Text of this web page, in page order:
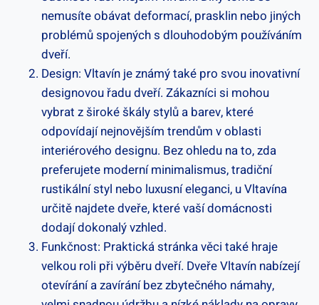
nemusíte obávat deformací, prasklin nebo jiných
problémů spojených s dlouhodobým používáním
dveří.
Design: Vltavín je známý také pro svou inovativní
designovou řadu dveří. Zákazníci si mohou
vybrat z široké škály stylů a barev, které
odpovídají nejnovějším trendům v oblasti
interiérového designu. Bez ohledu na to, zda
preferujete moderní minimalismus, tradiční
rustikální styl nebo luxusní eleganci, u Vltavína
určitě najdete dveře, které vaší domácnosti
dodají dokonalý vzhled.
Funkčnost: Praktická stránka věci také hraje
velkou roli při výběru dveří. Dveře Vltavín nabízejí
otevírání a zavírání bez zbytečného námahy,